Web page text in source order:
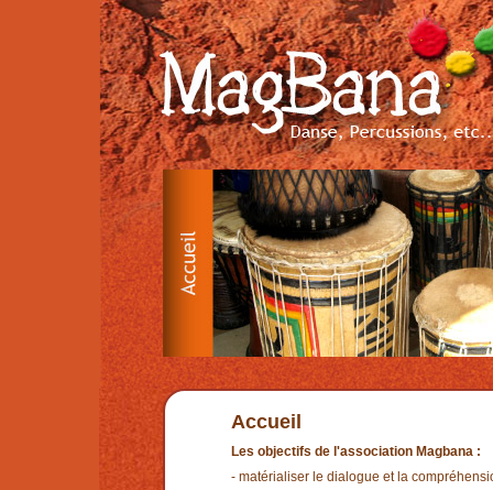
Accueil
Les objectifs de l'association Magbana :
- matérialiser le dialogue et la